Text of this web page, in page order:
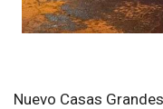
Nuevo Casas